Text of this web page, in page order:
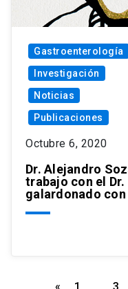
Gastroenterología
Investigación
Noticias
Publicaciones
Octubre 6, 2020
Dr. Alejandro
trabajo con el
galardonado